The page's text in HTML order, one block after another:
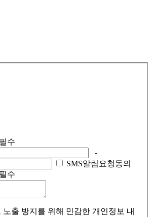
-
SMS알림요청동의
출 방지를 위해 민감한 개인정보 내